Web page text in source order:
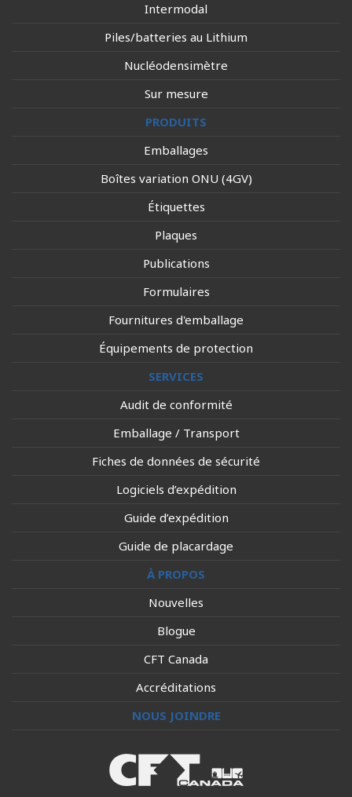
Intermodal
Piles/batteries au Lithium
Nucléodensimètre
Sur mesure
PRODUITS
Emballages
Boîtes variation ONU (4GV)
Étiquettes
Plaques
Publications
Formulaires
Fournitures d'emballage
Équipements de protection
SERVICES
Audit de conformité
Emballage / Transport
Fiches de données de sécurité
Logiciels d’expédition
Guide d’expédition
Guide de placardage
À PROPOS
Nouvelles
Blogue
CFT Canada
Accréditations
NOUS JOINDRE